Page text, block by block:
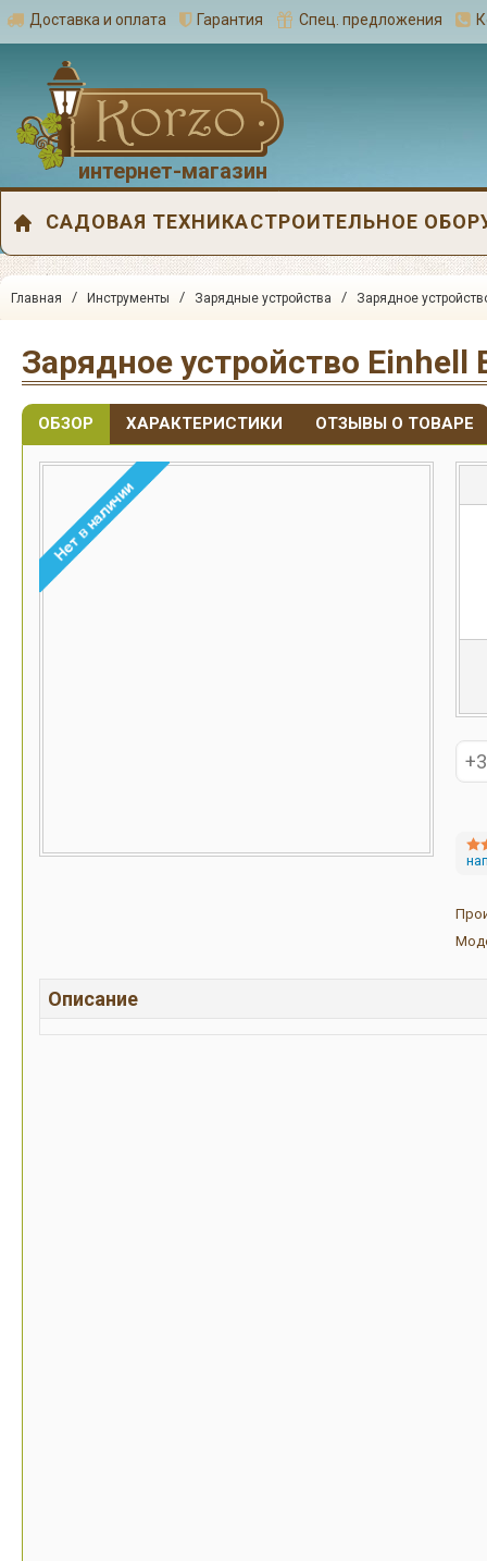
Доставка и оплата Гарантия Спец. предложения
интернет-магазин
САДОВАЯ ТЕХНИКАСТРОИТЕЛЬНОЕ
Главная / Инструменты / Зарядные устройства / Зарядное
Зарядное устройство Einhell
ОБЗОР ХАРАКТЕРИСТИКИ ОТЗЫВЫ О ТОВАРЕ
Описание